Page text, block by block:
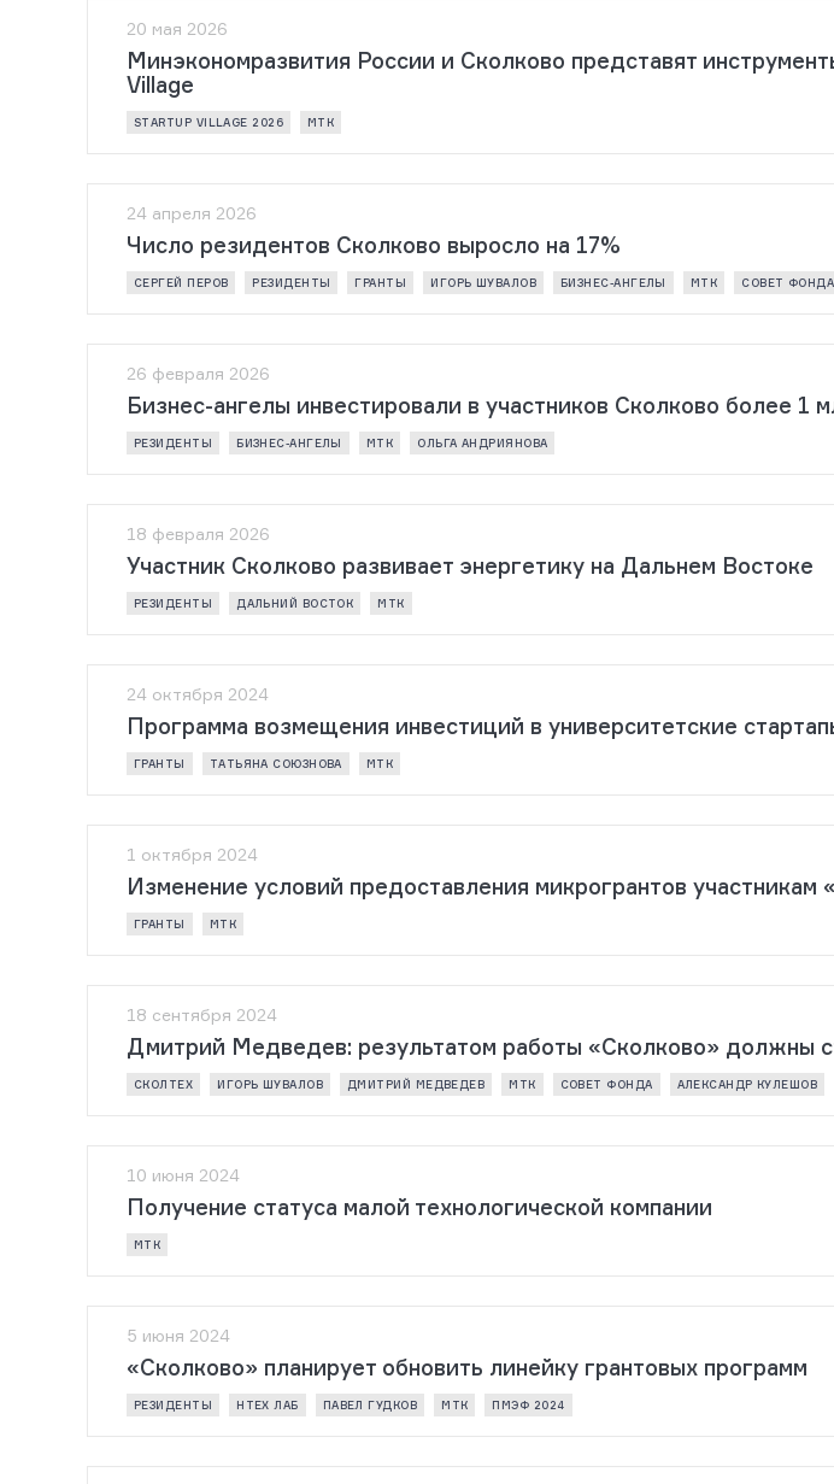
20 мая 2026
Минэкономразвития России и Сколково представят
Village
STARTUP VILLAGE 2026 МТК
24 апреля 2026
Число резидентов Сколково выросло на 17%
СЕРГЕЙ ПЕРОВ РЕЗИДЕНТЫ ГРАНТЫ ИГОРЬ ШУВАЛОВ БИЗНЕС-АНГЕЛЫ МТК СОВЕТ ФОНДА
26 февраля 2026
Бизнес-ангелы инвестировали в участников Сколково более 1
РЕЗИДЕНТЫ БИЗНЕС-АНГЕЛЫ МТК ОЛЬГА АНДРИЯНОВА
18 февраля 2026
Участник Сколково развивает энергетику на Дальнем Востоке
РЕЗИДЕНТЫ ДАЛЬНИЙ ВОСТОК МТК
24 октября 2024
Программа возмещения инвестиций в университетские
ГРАНТЫ ТАТЬЯНА СОЮЗНОВА МТК
1 октября 2024
Изменение условий предоставления микрогрантов участникам
ГРАНТЫ МТК
18 сентября 2024
Дмитрий Медведев: результатом работы «Сколково» должны
СКОЛТЕХ ИГОРЬ ШУВАЛОВ ДМИТРИЙ МЕДВЕДЕВ МТК СОВЕТ ФОНДА АЛЕКСАНДР КУЛЕШОВ
10 июня 2024
Получение статуса малой технологической компании
МТК
5 июня 2024
«Сколково» планирует обновить линейку грантовых программ
РЕЗИДЕНТЫ НТЕХ ЛАБ ПАВЕЛ ГУДКОВ МТК ПМЭФ 2024